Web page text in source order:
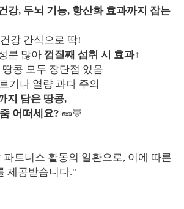
강, 두뇌 기능, 항산화 효과까지 잡는
강 간식으로 딱!
분 많아 껍질째 섭취 시 효과↑
콩 모두 장단점 있음
기나 열량 과다 주의
지 담은 땅콩,
어떠세요? 🥜💛
트너스 활동의 일환으로, 이에 따른
제공받습니다."